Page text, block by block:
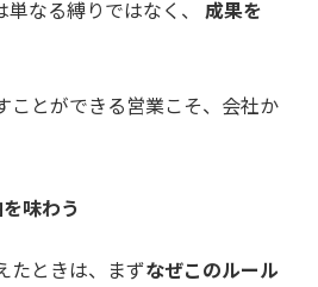
単なる縛りではなく、成果を
ことができる営業こそ、会社か
味わう
たときは、まずなぜこのルール